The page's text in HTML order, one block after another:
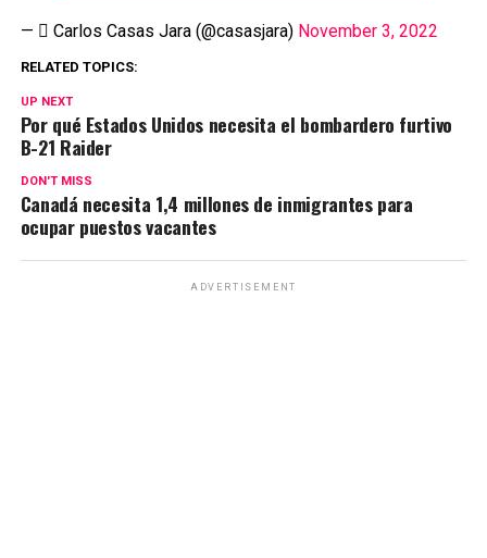
—  Carlos Casas Jara (@casasjara) November 3, 2022
RELATED TOPICS:
UP NEXT
Por qué Estados Unidos necesita el bombardero furtivo
B-21 Raider
DON'T MISS
Canadá necesita 1,4 millones de inmigrantes para
ocupar puestos vacantes
ADVERTISEMENT